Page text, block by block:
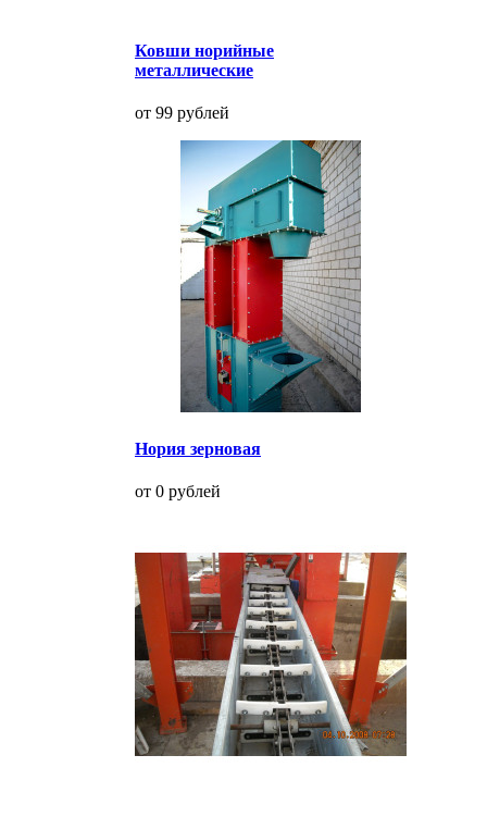
Ковши норийные
металлические
от 99 рублей
Нория зерновая
от 0 рублей